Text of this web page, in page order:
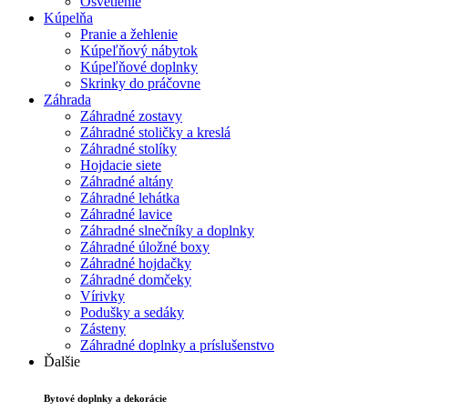
Kúpelňa
Pranie a žehlenie
Kúpeľňový nábytok
Kúpeľňové doplnky
Skrinky do práčovne
Záhrada
Záhradné zostavy
Záhradné stoličky a kreslá
Záhradné stolíky
Hojdacie siete
Záhradné altány
Záhradné lehátka
Záhradné lavice
Záhradné slnečníky a doplnky
Záhradné úložné boxy
Záhradné hojdačky
Záhradné domčeky
Vírivky
Podušky a sedáky
Zásteny
Záhradné doplnky a príslušenstvo
Ďalšie
Bytové doplnky a dekorácie